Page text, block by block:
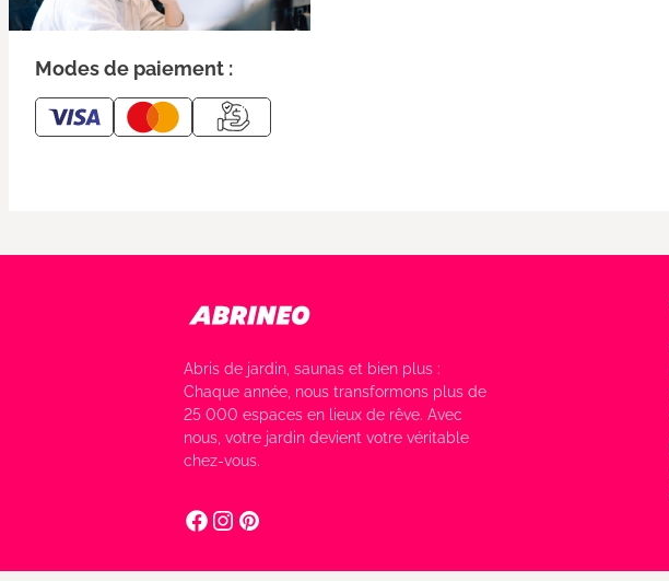
Modes de paiement :
Abris de jardin, saunas et bien plus :
Chaque année, nous transformons plus de
25 000 espaces en lieux de rêve. Avec
nous, votre jardin devient votre véritable
chez-vous.